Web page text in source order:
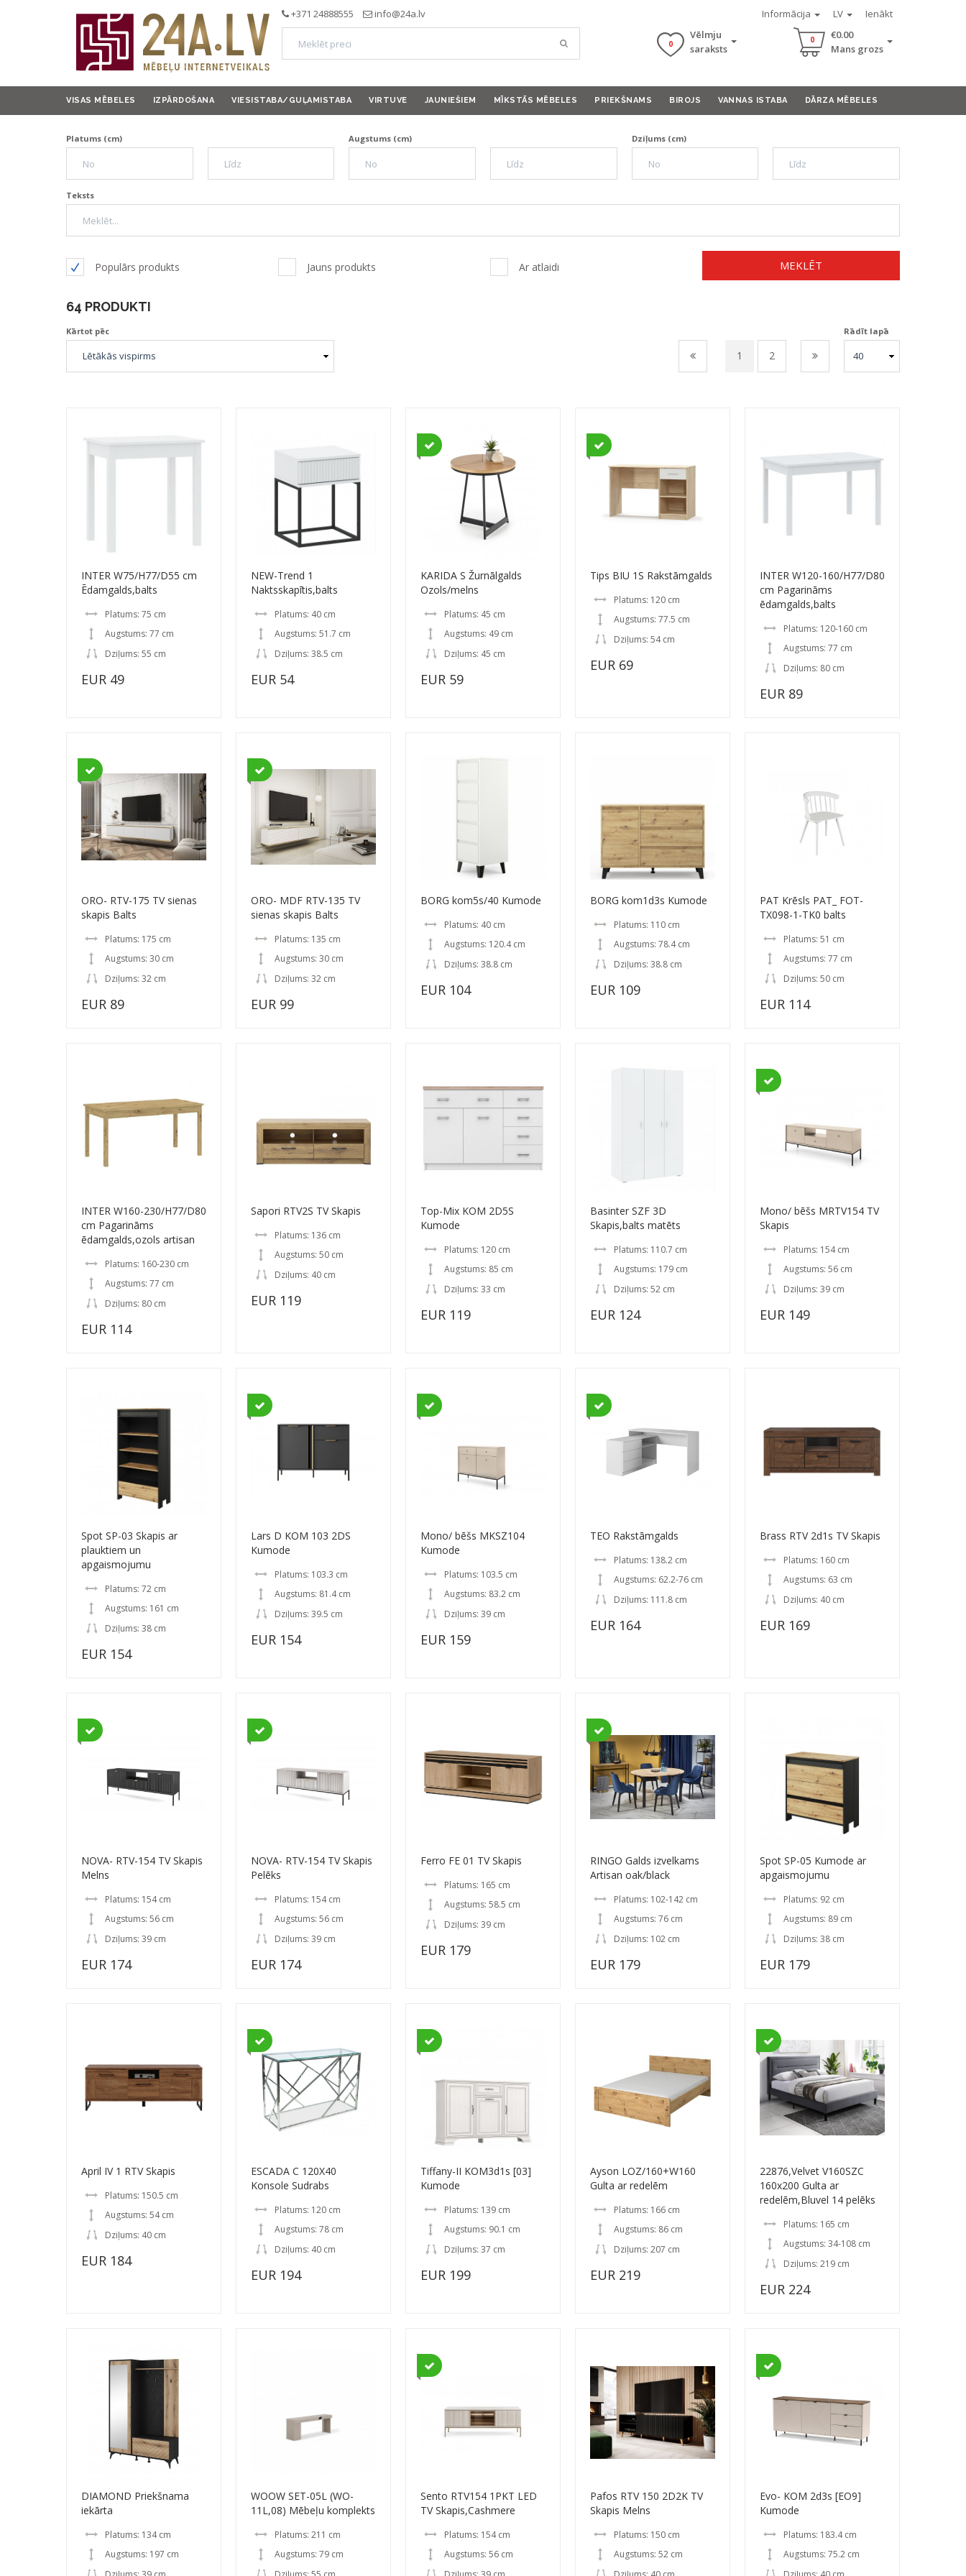
Informācija LV Ienākt
+371 24888555 info@24a.lv
0
Vēlmju
saraksts
0
€0.00
Mans grozs
VISAS MĒBELES IZPĀRDOŠANA VIESISTABA/GUĻAMISTABA VIRTUVE JAUNIEŠIEM MĪKSTĀS MĒBELES PRIEKŠNAMS BIROJS VANNAS ISTABA DĀRZA MĒBELES
Platums (cm) Augstums (cm) Dziļums (cm)
Teksts
Populārs produkts Jauns produkts Ar atlaidi MEKLĒT
64 PRODUKTI
Kārtot pēc
1 2
Rādīt lapā
INTER W75/H77/D55 cm
Ēdamgalds,balts
Platums: 75 cm
Augstums: 77 cm
Dziļums: 55 cm
EUR 49
NEW-Trend 1
Naktsskapītis,balts
Platums: 40 cm
Augstums: 51.7 cm
Dziļums: 38.5 cm
EUR 54
KARIDA S Žurnālgalds
Ozols/melns
Platums: 45 cm
Augstums: 49 cm
Dziļums: 45 cm
EUR 59
Tips BIU 1S Rakstāmgalds
Platums: 120 cm
Augstums: 77.5 cm
Dziļums: 54 cm
EUR 69
INTER W120-160/H77/D80
cm Pagarināms
ēdamgalds,balts
Platums: 120-160 cm
Augstums: 77 cm
Dziļums: 80 cm
EUR 89
ORO- RTV-175 TV sienas
skapis Balts
Platums: 175 cm
Augstums: 30 cm
Dziļums: 32 cm
EUR 89
ORO- MDF RTV-135 TV
sienas skapis Balts
Platums: 135 cm
Augstums: 30 cm
Dziļums: 32 cm
EUR 99
BORG kom5s/40 Kumode
Platums: 40 cm
Augstums: 120.4 cm
Dziļums: 38.8 cm
EUR 104
BORG kom1d3s Kumode
Platums: 110 cm
Augstums: 78.4 cm
Dziļums: 38.8 cm
EUR 109
PAT Krēsls PAT_ FOT-
TX098-1-TK0 balts
Platums: 51 cm
Augstums: 77 cm
Dziļums: 50 cm
EUR 114
INTER W160-230/H77/D80
cm Pagarināms
ēdamgalds,ozols artisan
Platums: 160-230 cm
Augstums: 77 cm
Dziļums: 80 cm
EUR 114
Sapori RTV2S TV Skapis
Platums: 136 cm
Augstums: 50 cm
Dziļums: 40 cm
EUR 119
Top-Mix KOM 2D5S
Kumode
Platums: 120 cm
Augstums: 85 cm
Dziļums: 33 cm
EUR 119
Basinter SZF 3D
Skapis,balts matēts
Platums: 110.7 cm
Augstums: 179 cm
Dziļums: 52 cm
EUR 124
Mono/ bēšs MRTV154 TV
Skapis
Platums: 154 cm
Augstums: 56 cm
Dziļums: 39 cm
EUR 149
Spot SP-03 Skapis ar
plauktiem un
apgaismojumu
Platums: 72 cm
Augstums: 161 cm
Dziļums: 38 cm
EUR 154
Lars D KOM 103 2DS
Kumode
Platums: 103.3 cm
Augstums: 81.4 cm
Dziļums: 39.5 cm
EUR 154
Mono/ bēšs MKSZ104
Kumode
Platums: 103.5 cm
Augstums: 83.2 cm
Dziļums: 39 cm
EUR 159
TEO Rakstāmgalds
Platums: 138.2 cm
Augstums: 62.2-76 cm
Dziļums: 111.8 cm
EUR 164
Brass RTV 2d1s TV Skapis
Platums: 160 cm
Augstums: 63 cm
Dziļums: 40 cm
EUR 169
NOVA- RTV-154 TV Skapis
Melns
Platums: 154 cm
Augstums: 56 cm
Dziļums: 39 cm
EUR 174
NOVA- RTV-154 TV Skapis
Pelēks
Platums: 154 cm
Augstums: 56 cm
Dziļums: 39 cm
EUR 174
Ferro FE 01 TV Skapis
Platums: 165 cm
Augstums: 58.5 cm
Dziļums: 39 cm
EUR 179
RINGO Galds izvelkams
Artisan oak/black
Platums: 102-142 cm
Augstums: 76 cm
Dziļums: 102 cm
EUR 179
Spot SP-05 Kumode ar
apgaismojumu
Platums: 92 cm
Augstums: 89 cm
Dziļums: 38 cm
EUR 179
April IV 1 RTV Skapis
Platums: 150.5 cm
Augstums: 54 cm
Dziļums: 40 cm
EUR 184
ESCADA C 120X40
Konsole Sudrabs
Platums: 120 cm
Augstums: 78 cm
Dziļums: 40 cm
EUR 194
Tiffany-II KOM3d1s [03]
Kumode
Platums: 139 cm
Augstums: 90.1 cm
Dziļums: 37 cm
EUR 199
Ayson LOZ/160+W160
Gulta ar redelēm
Platums: 166 cm
Augstums: 86 cm
Dziļums: 207 cm
EUR 219
22876,Velvet V160SZC
160x200 Gulta ar
redelēm,Bluvel 14 pelēks
Platums: 165 cm
Augstums: 34-108 cm
Dziļums: 219 cm
EUR 224
DIAMOND Priekšnama
iekārta
Platums: 134 cm
Augstums: 197 cm
WOOW SET-05L (WO-
11L,08) Mēbeļu komplekts
Platums: 211 cm
Augstums: 79 cm
Sento RTV154 1PKT LED
TV Skapis,Cashmere
Platums: 154 cm
Augstums: 56 cm
Pafos RTV 150 2D2K TV
Skapis Melns
Platums: 150 cm
Augstums: 52 cm
Evo- KOM 2d3s [EO9]
Kumode
Platums: 183.4 cm
Augstums: 75.2 cm